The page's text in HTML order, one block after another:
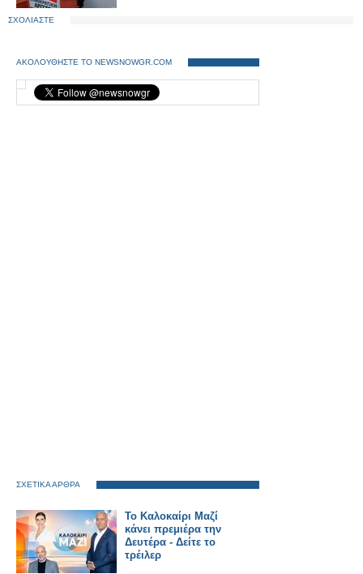
ΣΧΟΛΙΑΣΤΕ
ΑΚΟΛΟΥΘΗΣΤΕ ΤΟ NEWSNOWGR.COM
ΣΧΕΤΙΚΑ ΑΡΘΡΑ
Το Καλοκαίρι Μαζί
κάνει πρεμιέρα την
Δευτέρα - Δείτε το
τρέιλερ